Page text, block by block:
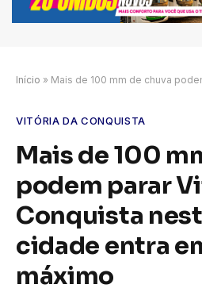
Início » Mais de 100 mm de chuva podem parar Vitória da
VITÓRIA DA CONQUISTA
Mais de 100
podem parar
Conquista
cidade entra
máximo